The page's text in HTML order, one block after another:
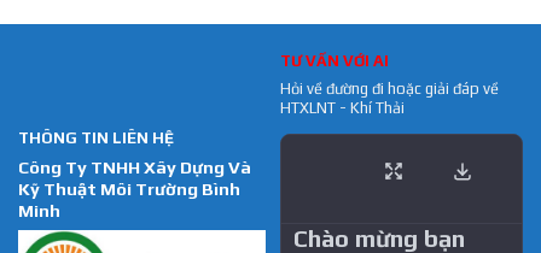
THÔNG TIN LIÊN HỆ
Công Ty TNHH Xây Dựng Và
Kỹ Thuật Môi Trường Bình
Minh
TƯ VẤN VỚI AI
Hỏi về đường đi hoặc giải đáp về
HTXLNT - Khí Thải
Chào mừng bạn